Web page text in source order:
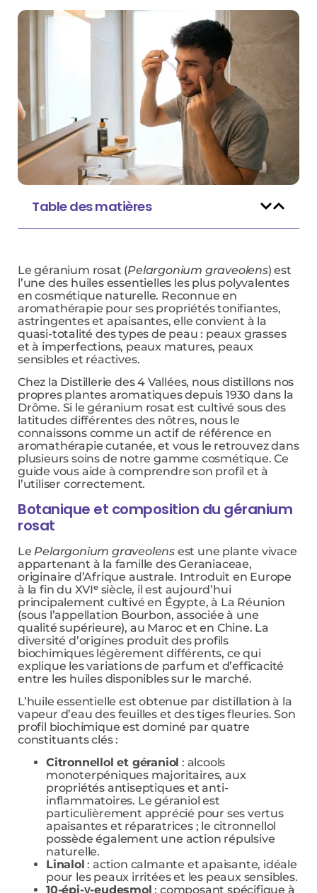
Table des matières
Le géranium rosat (Pelargonium graveolens) est
l’une des huiles essentielles les plus polyvalentes
en cosmétique naturelle. Reconnue en
aromathérapie pour ses propriétés tonifiantes,
astringentes et apaisantes, elle convient à la
quasi-totalité des types de peau : peaux grasses
et à imperfections, peaux matures, peaux
sensibles et réactives.
Chez la Distillerie des 4 Vallées, nous distillons nos
propres plantes aromatiques depuis 1930 dans la
Drôme. Si le géranium rosat est cultivé sous des
latitudes différentes des nôtres, nous le
connaissons comme un actif de référence en
aromathérapie cutanée, et vous le retrouvez dans
plusieurs soins de notre gamme cosmétique. Ce
guide vous aide à comprendre son profil et à
l’utiliser correctement.
Botanique et composition du géranium
rosat
Le Pelargonium graveolens est une plante vivace
appartenant à la famille des Geraniaceae,
originaire d’Afrique australe. Introduit en Europe
à la fin du XVIᵉ siècle, il est aujourd’hui
principalement cultivé en Égypte, à La Réunion
(sous l’appellation Bourbon, associée à une
qualité supérieure), au Maroc et en Chine. La
diversité d’origines produit des profils
biochimiques légèrement différents, ce qui
explique les variations de parfum et d’efficacité
entre les huiles disponibles sur le marché.
L’huile essentielle est obtenue par distillation à la
vapeur d’eau des feuilles et des tiges fleuries. Son
profil biochimique est dominé par quatre
constituants clés :
Citronnellol et géraniol : alcools
monoterpéniques majoritaires, aux
propriétés antiseptiques et anti-
inflammatoires. Le géraniol est
particulièrement apprécié pour ses vertus
apaisantes et réparatrices ; le citronnellol
possède également une action répulsive
naturelle.
Linalol : action calmante et apaisante, idéale
pour les peaux irritées et les peaux sensibles.
10-épi-γ-eudesmol : composant spécifique à